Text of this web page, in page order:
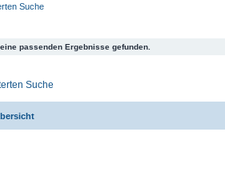
Suche
passenden Ergebnisse gefunden.
Suche